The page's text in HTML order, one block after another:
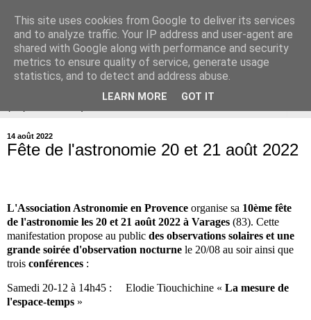
Association Astronomie en
Provence
14 août 2022
Fête de l'astronomie 20 et 21 août 2022
L'Association Astronomie en Provence organise sa 10ème fête
de l'astronomie les 20 et 21 août 2022 à Varages (83). Cette
manifestation propose au public des observations solaires et une
grande soirée d'observation nocturne le 20/08 au soir ainsi que
trois conférences :
Samedi 20-12 à 14h45 : Elodie Tiouchichine « La mesure de
l'espace-temps »
This site uses cookies from Google to deliver its services
and to analyze traffic. Your IP address and user-agent are
shared with Google along with performance and security
metrics to ensure quality of service, generate usage
statistics, and to detect and address abuse.
LEARN MORE GOT IT